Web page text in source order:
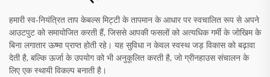
हमारी स्व-नियंत्रित ताप केबल्स मिट्टी के तापमान के आधार पर स्वचालित रूप से अपने
आउटपुट को समायोजित करती हैं, जिससे आपकी फसलों को अत्यधिक गर्मी के जोखिम के
बिना लगातार ऊष्मा प्राप्त होती रहे। यह सुविधा न केवल स्वस्थ जड़ विकास को बढ़ावा
देती है, बल्कि ऊर्जा के उपयोग को भी अनुकूलित करती है, जो ग्रीनहाउस संचालन के
लिए एक स्थायी विकल्प बनाती है।